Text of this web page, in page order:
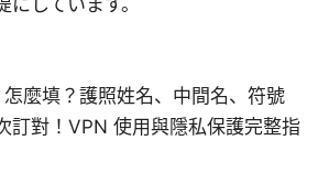
しています。
麼填？護照姓名、中間名、符號
訂對！VPN 使用與隱私保護完整指